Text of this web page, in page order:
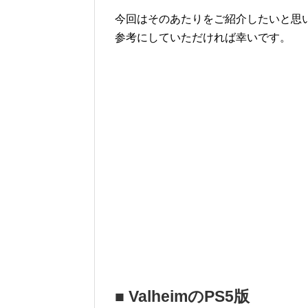
今回はそのあたりをご紹介したいと思
参考にしていただければ幸いです。
■ ValheimのPS5版